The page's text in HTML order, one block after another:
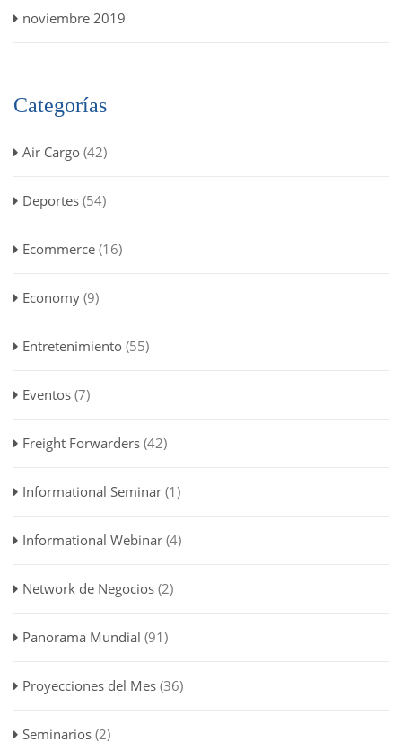
noviembre 2019
Categorías
Air Cargo (42)
Deportes (54)
Ecommerce (16)
Economy (9)
Entretenimiento (55)
Eventos (7)
Freight Forwarders (42)
Informational Seminar (1)
Informational Webinar (4)
Network de Negocios (2)
Panorama Mundial (91)
Proyecciones del Mes (36)
Seminarios (2)